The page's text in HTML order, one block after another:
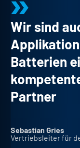
Wir sind
Batterien
Partner
Sebastian Gries
Vertriebsleiter für